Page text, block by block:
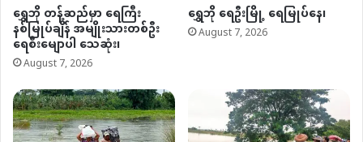
ရွှေဘို တန့်ဆည်မှာ ရေကြီး
နစ်မြုပ်ချိန် အမျိုးသားတစ်ဦး
ရေစီးမျောပါ သေဆုံး၊
August 7, 2026
ရွှေဘို ရေဦးမြို့ ရေမြုပ်နေ၊
August 7, 2026